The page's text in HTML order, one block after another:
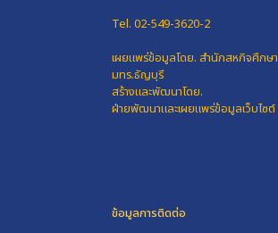
Tel. 02-549-3620-2
เผยแพร่ข้อมูลโดย. สำนักสหกิจศึกษา
มทร.ธัญบุรี
สร้างและพัฒนาโดย.
ฝ่ายพัฒนาและเผยแพร่ข้อมูลเว็บไซต์
ข้อมูลการติดต่อ